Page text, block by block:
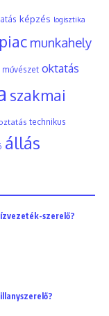
képzés logisztika
munkahely
művészet oktatás
szakmai
technikus
állás
szerelő?